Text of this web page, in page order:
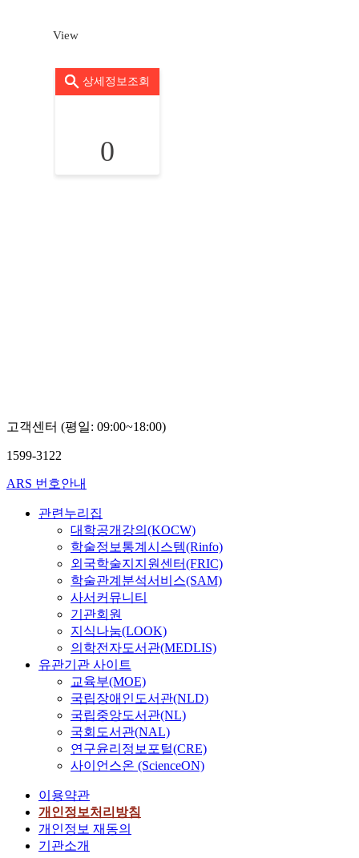
View
상세정보조회
0
고객센터 (평일: 09:00~18:00)
1599-3122
ARS 번호안내
관련누리집
대학공개강의(KOCW)
학술정보통계시스템(Rinfo)
외국학술지지원센터(FRIC)
학술관계분석서비스(SAM)
사서커뮤니티
기관회원
지식나눔(LOOK)
의학전자도서관(MEDLIS)
유관기관 사이트
교육부(MOE)
국립장애인도서관(NLD)
국립중앙도서관(NL)
국회도서관(NAL)
연구윤리정보포털(CRE)
사이언스온 (ScienceON)
이용약관
개인정보처리방침
개인정보 재동의
기관소개